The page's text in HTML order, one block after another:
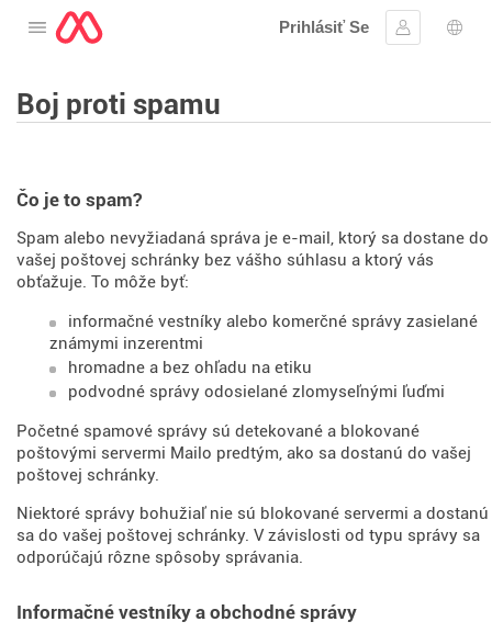
Otvorte menu
Prihlásiť Se
Prihlásiť sa
Boj proti spamu
Čo je to spam?
Spam alebo nevyžiadaná správa je e-mail, ktorý sa dostane do
vašej poštovej schránky bez vášho súhlasu a ktorý vás
obťažuje. To môže byť:
informačné vestníky alebo komerčné správy zasielané
známymi inzerentmi
hromadne a bez ohľadu na etiku
podvodné správy odosielané zlomyseľnými ľuďmi
Početné spamové správy sú detekované a blokované
poštovými servermi Mailo predtým, ako sa dostanú do vašej
poštovej schránky.
Niektoré správy bohužiaľ nie sú blokované servermi a dostanú
sa do vašej poštovej schránky. V závislosti od typu správy sa
odporúčajú rôzne spôsoby správania.
Informačné vestníky a obchodné správy